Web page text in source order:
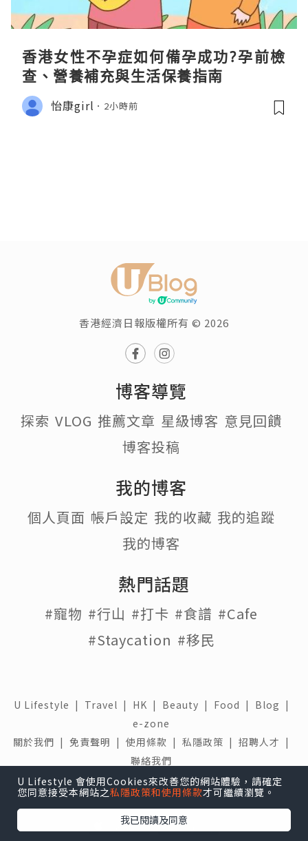
香港女性不孕症如何備孕成功?孕前檢
查、營養補充與生活保養指南
怡康girl 2小時前
香港經濟日報版權所有 © 2026
博客導覽
探索 VLOG 推薦文章 星級博客 意見回饋
博客投稿
我的博客
個人頁面 帳戶設定 我的收藏 我的追蹤
我的博客
熱門話題
#寵物 #行山 #打卡 #食譜 #Cafe
#Staycation #移民
U Lifestyle | Travel | HK | Beauty | Food | Blog |
e-zone
關於我們 | 免責聲明 | 使用條款 | 私隱政策 | 招聘人才 |
聯絡我們
下載 U Lifestyle應用程式
U Lifestyle 會使用Cookies來改善您的網站體驗，請確定
您同意接受本網站之私隱政策和使用條款才可繼續瀏覽。
我已閱讀及同意